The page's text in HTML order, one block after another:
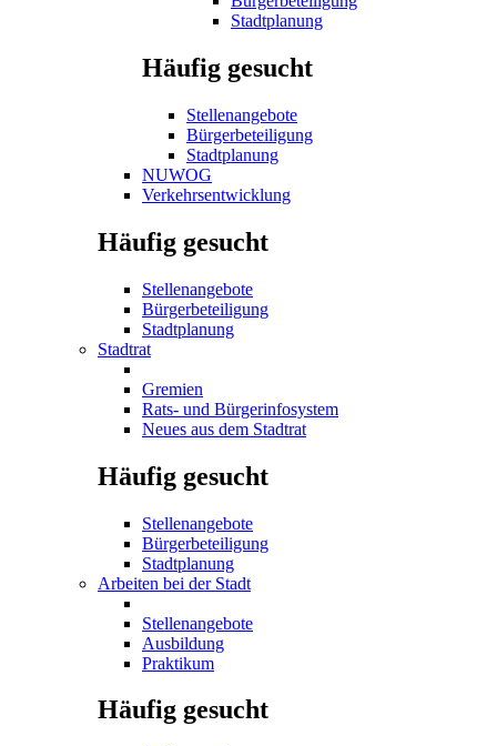
Stadtplanung
Häufig gesucht
Stellenangebote
Bürgerbeteiligung
Stadtplanung
NUWOG
Verkehrsentwicklung
Häufig gesucht
Stellenangebote
Bürgerbeteiligung
Stadtplanung
Stadtrat
Gremien
Rats- und Bürgerinfosystem
Neues aus dem Stadtrat
Häufig gesucht
Stellenangebote
Bürgerbeteiligung
Stadtplanung
Arbeiten bei der Stadt
Stellenangebote
Ausbildung
Praktikum
Häufig gesucht